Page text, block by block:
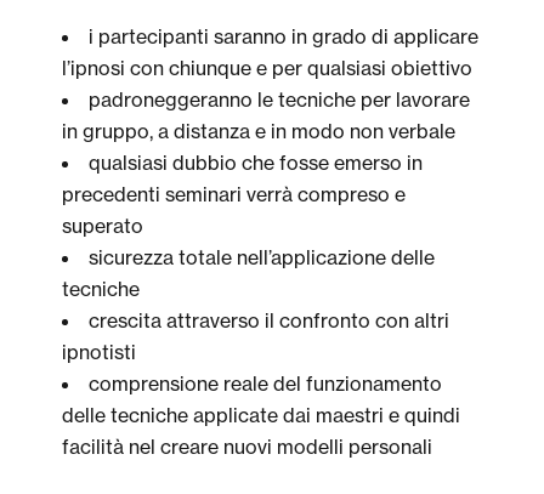
i partecipanti saranno in grado di applicare
l’ipnosi con chiunque e per qualsiasi obiettivo
padroneggeranno le tecniche per lavorare
in gruppo, a distanza e in modo non verbale
qualsiasi dubbio che fosse emerso in
precedenti seminari verrà compreso e
superato
sicurezza totale nell’applicazione delle
tecniche
crescita attraverso il confronto con altri
ipnotisti
comprensione reale del funzionamento
delle tecniche applicate dai maestri e quindi
facilità nel creare nuovi modelli personali